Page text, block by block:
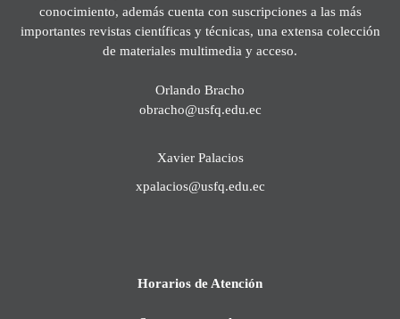
conocimiento, además cuenta con suscripciones a las más
importantes revistas científicas y técnicas, una extensa colección
de materiales multimedia y acceso.
Orlando Bracho
obracho@usfq.edu.ec
Xavier Palacios
xpalacios@usfq.edu.ec
Horarios de Atención